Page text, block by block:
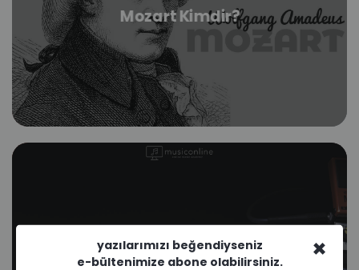
Mozart Kimdir?
Elektro Gitarın Tarihi ×
yazılarımızı beğendiyseniz
e-bültenimize abone olabilirsiniz.